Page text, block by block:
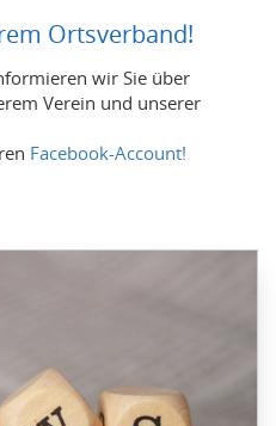
Ortsverband!
wir Sie über
Verein und unserer
Facebook-Account!